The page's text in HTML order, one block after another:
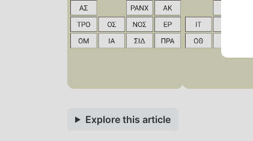
Explore this article